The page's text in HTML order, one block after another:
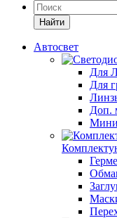
Найти
Автосвет
Для
Для
Доп.